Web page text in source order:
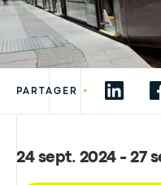
PARTAGER •
24 sept. 2024 - 27